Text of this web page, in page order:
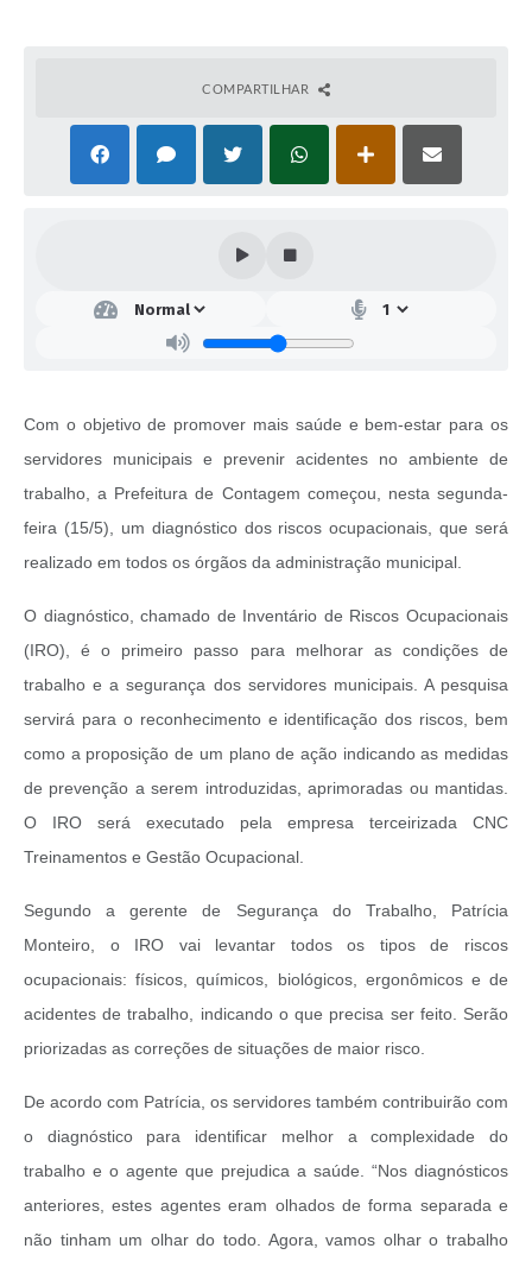
COMPARTILHAR
Com o objetivo de promover mais saúde e bem-estar para os
servidores municipais e prevenir acidentes no ambiente de
trabalho, a Prefeitura de Contagem começou, nesta segunda-
feira (15/5), um diagnóstico dos riscos ocupacionais, que será
realizado em todos os órgãos da administração municipal.
O diagnóstico, chamado de Inventário de Riscos Ocupacionais
(IRO), é o primeiro passo para melhorar as condições de
trabalho e a segurança dos servidores municipais. A pesquisa
servirá para o reconhecimento e identificação dos riscos, bem
como a proposição de um plano de ação indicando as medidas
de prevenção a serem introduzidas, aprimoradas ou mantidas.
O IRO será executado pela empresa terceirizada CNC
Treinamentos e Gestão Ocupacional.
Segundo a gerente de Segurança do Trabalho, Patrícia
Monteiro, o IRO vai levantar todos os tipos de riscos
ocupacionais: físicos, químicos, biológicos, ergonômicos e de
acidentes de trabalho, indicando o que precisa ser feito. Serão
priorizadas as correções de situações de maior risco.
De acordo com Patrícia, os servidores também contribuirão com
o diagnóstico para identificar melhor a complexidade do
trabalho e o agente que prejudica a saúde. “Nos diagnósticos
anteriores, estes agentes eram olhados de forma separada e
não tinham um olhar do todo. Agora, vamos olhar o trabalho